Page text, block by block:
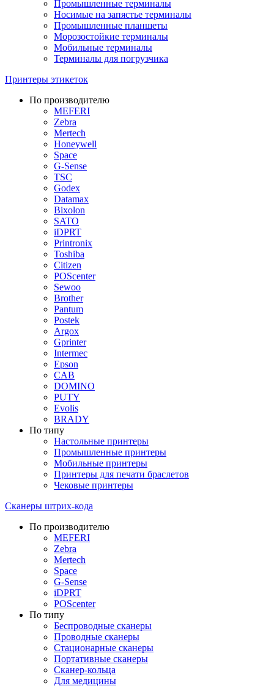
Промышленные терминалы
Носимые на запястье терминалы
Промышленные планшеты
Морозостойкие терминалы
Мобильные терминалы
Терминалы для погрузчика
Принтеры этикеток
По производителю
MEFERI
Zebra
Mertech
Honeywell
Space
G-Sense
TSC
Godex
Datamax
Bixolon
SATO
iDPRT
Printronix
Toshiba
Citizen
POScenter
Sewoo
Brother
Pantum
Postek
Argox
Gprinter
Intermec
Epson
CAB
DOMINO
PUTY
Evolis
BRADY
По типу
Настольные принтеры
Промышленные принтеры
Мобильные принтеры
Принтеры для печати браслетов
Чековые принтеры
Сканеры штрих-кода
По производителю
MEFERI
Zebra
Mertech
Space
G-Sense
iDPRT
POScenter
По типу
Беспроводные сканеры
Проводные сканеры
Стационарные сканеры
Портативные сканеры
Сканер-кольца
Для медицины